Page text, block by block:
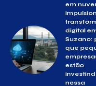
em
digital
Suzano:
que
estão
nessa